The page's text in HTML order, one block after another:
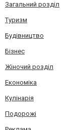
Загальний розділ
Туризм
Будівництво
Бізнес
Жіночий розділ
Економіка
Кулінарія
Подорожі